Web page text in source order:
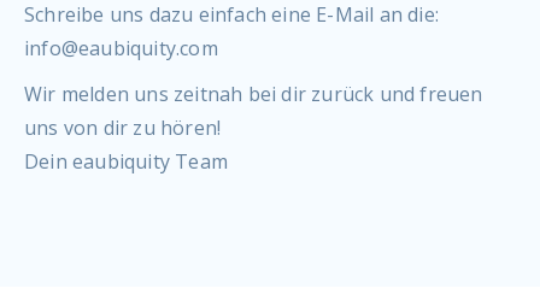
Schreibe uns dazu einfach eine E-Mail an die:
info@eaubiquity.com
Wir melden uns zeitnah bei dir zurück und freuen
uns von dir zu hören!
Dein eaubiquity Team